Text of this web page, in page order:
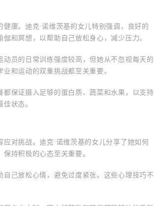
康。迪克·诺维茨基的女儿特别强调，良好的
和冥想，以帮助自己放松身心，减少压力。
员的日常训练强度较高，但她从不忽视每天的
和运动的双重挑战都至关重要。
保证摄入足够的蛋白质、蔬菜和水果，以支持
状态。
对挑战。迪克·诺维茨基的女儿分享了她如何
持积极的心态至关重要。
己放松心情，避免过度紧张。这些心理技巧不